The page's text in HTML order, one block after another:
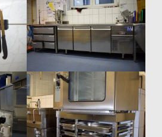
Show larger version